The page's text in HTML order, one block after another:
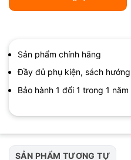
Sản phẩm chính hãng
Đầy đủ phụ kiện, sách
Bảo hành 1 đổi 1 trong 1 năm
SẢN PHẨM TƯƠNG TỰ